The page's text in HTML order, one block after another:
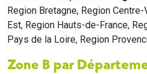
Region Bretagne, Region
Est, Region Hauts-de-France,
Pays de la Loire, Region
Zone B par